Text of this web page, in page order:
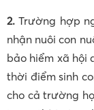
2. Trường hợp
nhận nuôi con
bảo hiểm xã hội
thời điểm sinh
cho cả trường